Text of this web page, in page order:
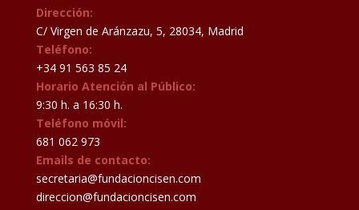
Dirección:
C/ Virgen de Aránzazu, 5, 28034, Madrid
Teléfono:
+34 91 563 85 24
Horario Atención al Público:
9:30 h. a 16:30 h.
Teléfono móvil:
681 062 973
Emails de contacto:
secretaria@fundacioncisen.com
direccion@fundacioncisen.com